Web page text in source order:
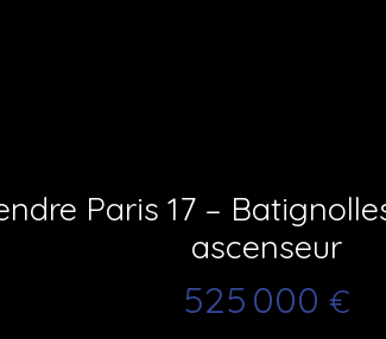
Paris 17 –
ascenseur
525 000 €